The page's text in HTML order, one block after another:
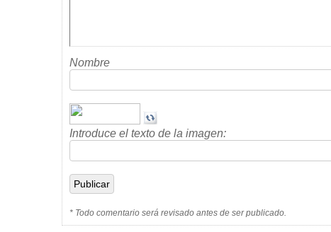
Nombre
Introduce el texto de la imagen:
* Todo comentario será revisado antes de ser publicado.